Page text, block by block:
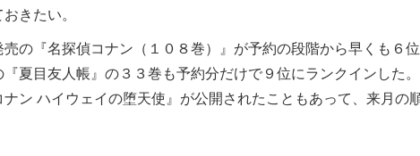
きたい。
の『名探偵コナン（１０８巻）』が予約の段階から早くも６
『夏目友人帳』の３３巻も予約分だけで９位にランクインした
ン ハイウェイの堕天使』が公開されたこともあって、来月の